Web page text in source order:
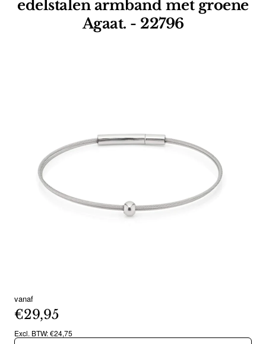
edelstalen armband met groene
Agaat. - 22796
vanaf
€29,95
Excl. BTW: €24,75